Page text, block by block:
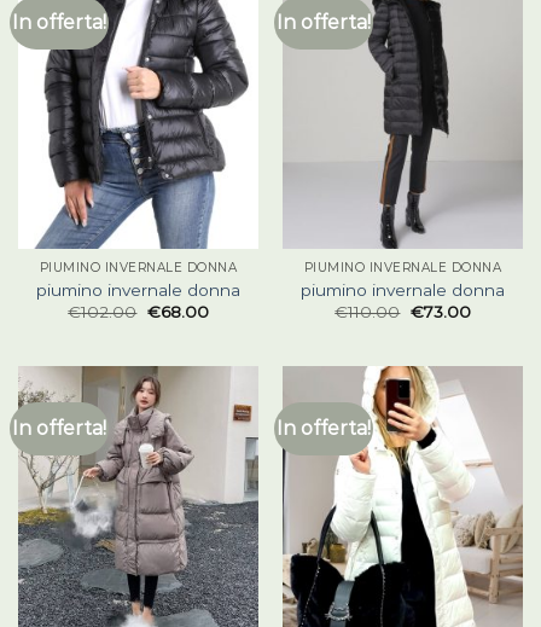
In offerta!
PIUMINO INVERNALE DONNA
piumino invernale donna
€102.00 €68.00
In offerta!
PIUMINO INVERNALE DONNA
piumino invernale donna
€110.00 €73.00
In offerta! In offerta!